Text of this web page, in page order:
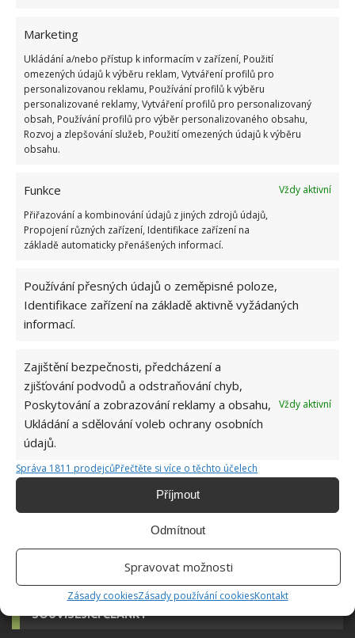
Marketing
Ukládání a/nebo přístup k informacím v zařízení, Použití
omezených údajů k výběru reklam, Vytváření profilů pro
personalizovanou reklamu, Používání profilů k výběru
personalizované reklamy, Vytváření profilů pro personalizovaný
obsah, Používání profilů pro výběr personalizovaného obsahu,
Rozvoj a zlepšování služeb, Použití omezených údajů k výběru
obsahu.
Funkce
Vždy aktivní
Přiřazování a kombinování údajů z jiných zdrojů údajů,
Propojení různých zařízení, Identifikace zařízení na
základě automaticky přenášených informací.
Používání přesných údajů o zeměpisné poloze,
Identifikace zařízení na základě aktivně vyžádaných
informací.
Zajištění bezpečnosti, předcházení a
zjišťování podvodů a odstraňování chyb,
Poskytování a zobrazování reklamy a obsahu,
Ukládání a sdělování voleb ochrany osobních
údajů.
Vždy aktivní
Správa 1811 prodejcůPřečtěte si více o těchto účelech
Příjmout
Odmítnout
Spravovat možnosti
Zásady cookiesZásady používání cookiesKontakt
KOUPELNA
Jiří Kolář
Absolvent České zemědělské
velkým kutilem. V podstatě vše, co je
SOUVISEJÍCÍ ČLÁNKY